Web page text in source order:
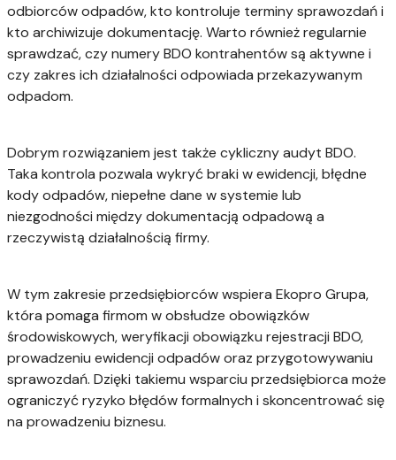
odbiorców odpadów, kto kontroluje terminy sprawozdań i
kto archiwizuje dokumentację. Warto również regularnie
sprawdzać, czy numery BDO kontrahentów są aktywne i
czy zakres ich działalności odpowiada przekazywanym
odpadom.
Dobrym rozwiązaniem jest także cykliczny audyt BDO.
Taka kontrola pozwala wykryć braki w ewidencji, błędne
kody odpadów, niepełne dane w systemie lub
niezgodności między dokumentacją odpadową a
rzeczywistą działalnością firmy.
W tym zakresie przedsiębiorców wspiera Ekopro Grupa,
która pomaga firmom w obsłudze obowiązków
środowiskowych, weryfikacji obowiązku rejestracji BDO,
prowadzeniu ewidencji odpadów oraz przygotowywaniu
sprawozdań. Dzięki takiemu wsparciu przedsiębiorca może
ograniczyć ryzyko błędów formalnych i skoncentrować się
na prowadzeniu biznesu.